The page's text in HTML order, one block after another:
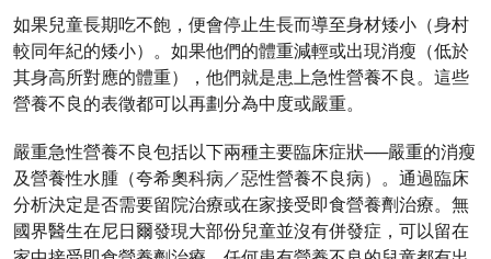
如果兒童長期吃不飽，便會停止生長而導至身材矮小（身村
較同年紀的矮小）。如果他們的體重減輕或出現消瘦（低於
其身高所對應的體重），他們就是患上急性營養不良。這些
營養不良的表徵都可以再劃分為中度或嚴重。
嚴重急性營養不良包括以下兩種主要臨床症狀──嚴重的消瘦
及營養性水腫（夸希奧科病／惡性營養不良病）。通過臨床
分析決定是否需要留院治療或在家接受即食營養劑治療。無
國界醫生在尼日爾發現大部份兒童並沒有併發症，可以留在